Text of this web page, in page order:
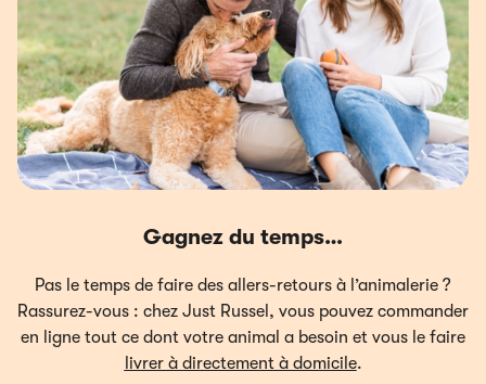
Gagnez du temps…
Pas le temps de faire des allers-retours à l’animalerie ?
Rassurez-vous : chez Just Russel, vous pouvez commander
en ligne tout ce dont votre animal a besoin et vous le faire
livrer à directement à domicile.